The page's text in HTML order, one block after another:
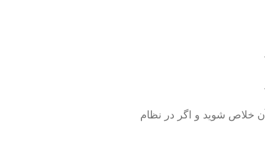
خلاص شوید و اگر در نظام